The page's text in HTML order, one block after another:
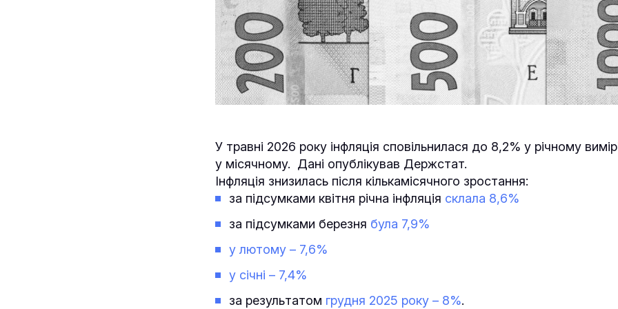
У травні 2026 року інфляція сповільнилася до 8,2% у річному
у місячному. Дані опублікував Держстат.
Інфляція знизилась після кількамісячного зростання:
за підсумками квітня річна інфляція склала 8,6%
за підсумками березня була 7,9%
у лютому – 7,6%
у січні – 7,4%
за результатом грудня 2025 року – 8%.